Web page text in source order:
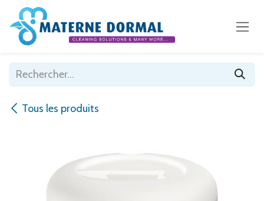
Se rendre au contenu
Tous les produits